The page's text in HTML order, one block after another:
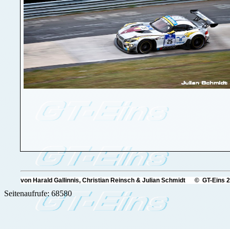
von Harald Gallinnis, Christian Reinsch & Julian Schmidt © GT-Eins
Seitenaufrufe: 68580